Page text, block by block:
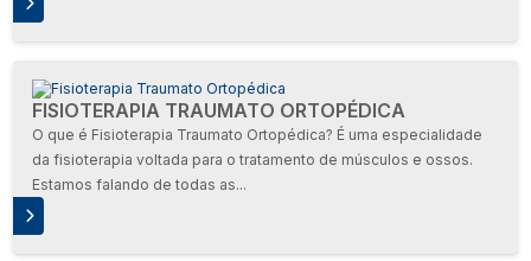
FISIOTERAPIA TRAUMATO ORTOPÉDICA
O que é Fisioterapia Traumato Ortopédica? É uma especialidade
da fisioterapia voltada para o tratamento de músculos e ossos.
Estamos falando de todas as...